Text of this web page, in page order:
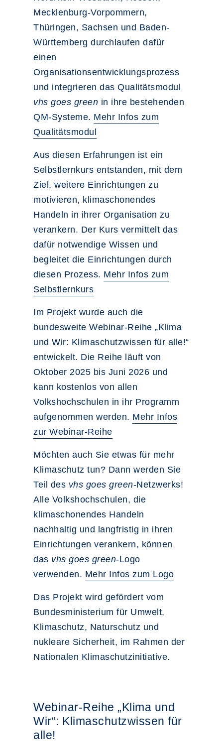
Mecklenburg-Vorpommern,
Thüringen, Sachsen und Baden-
Württemberg durchlaufen dafür
einen
Organisationsentwicklungsprozess
und integrieren das Qualitätsmodul
vhs goes green in ihre bestehenden
QM-Systeme. Mehr Infos zum
Qualitätsmodul
Aus diesen Erfahrungen ist ein
Selbstlernkurs entstanden, mit dem
Ziel, weitere Einrichtungen zu
motivieren, klimaschonendes
Handeln in ihrer Organisation zu
verankern. Der Kurs vermittelt das
dafür notwendige Wissen und
begleitet die Einrichtungen durch
diesen Prozess. Mehr Infos zum
Selbstlernkurs
Im Projekt wurde auch die
bundesweite Webinar-Reihe „Klima
und Wir: Klimaschutzwissen für alle!“
entwickelt. Die Reihe läuft von
Oktober 2025 bis Juni 2026 und
kann kostenlos von allen
Volkshochschulen in ihr Programm
aufgenommen werden. Mehr Infos
zur Webinar-Reihe
Möchten auch Sie etwas für mehr
Klimaschutz tun? Dann werden Sie
Teil des vhs goes green-Netzwerks!
Alle Volkshochschulen, die
klimaschonendes Handeln
nachhaltig und langfristig in ihren
Einrichtungen verankern, können
das vhs goes green-Logo
verwenden. Mehr Infos zum Logo
Das Projekt wird gefördert vom
Bundesministerium für Umwelt,
Klimaschutz, Naturschutz und
nukleare Sicherheit, im Rahmen der
Nationalen Klimaschutzinitiative.
Webinar-Reihe „Klima und
Wir“: Klimaschutzwissen für
alle!